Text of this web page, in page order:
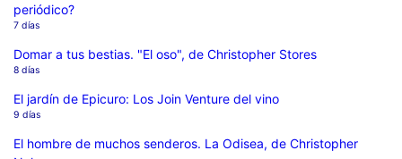
periódico?
7 días
Domar a tus bestias. "El oso", de Christopher Stores
8 días
El jardín de Epicuro: Los Join Venture del vino
9 días
El hombre de muchos senderos. La Odisea, de Christopher